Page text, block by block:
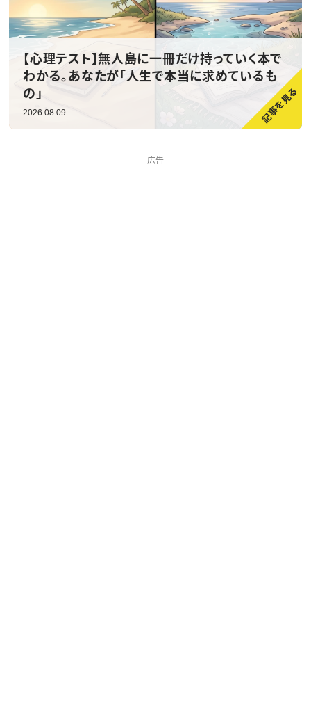
【心理テスト】無人島に一冊だけ持っていく本で
わかる。あなたが「人生で本当に求めているも
の」
2026.08.09
広告